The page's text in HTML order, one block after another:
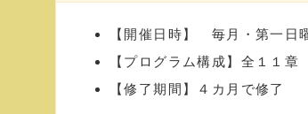
【開催日時】 毎月・第一
【プログラム構成】全１１
【修了期間】４カ月で修了